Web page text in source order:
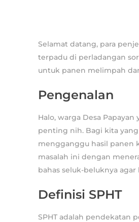
Selamat datang, para
terpadu di perladangan
untuk panen melimpah
Pengenalan
Halo, warga Desa
penting nih. Bagi kita
mengganggu hasil panen
masalah ini dengan
bahas seluk-beluknya
Definisi SPHT
SPHT adalah pendekatan